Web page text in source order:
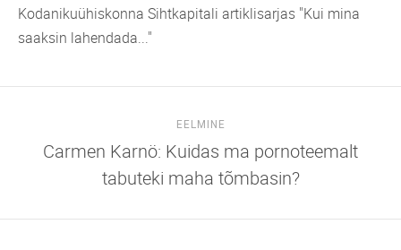
Kodanikuühiskonna Sihtkapitali artiklisarjas "Kui mina
saaksin lahendada..."
EELMINE
Carmen Karnö: Kuidas ma pornoteemalt
tabuteki maha tõmbasin?